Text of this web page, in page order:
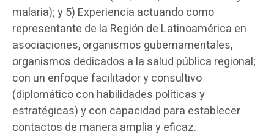
malaria); y 5) Experiencia actuando como
representante de la Región de Latinoamérica en
asociaciones, organismos gubernamentales,
organismos dedicados a la salud pública regional;
con un enfoque facilitador y consultivo
(diplomático con habilidades políticas y
estratégicas) y con capacidad para establecer
contactos de manera amplia y eficaz.